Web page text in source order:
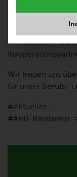
Arbeit ist es, jede
verhindern,
für und
mit unseren
Wir freuen uns
für unser Berufs-
Aktuelles
Anti-Rassismus